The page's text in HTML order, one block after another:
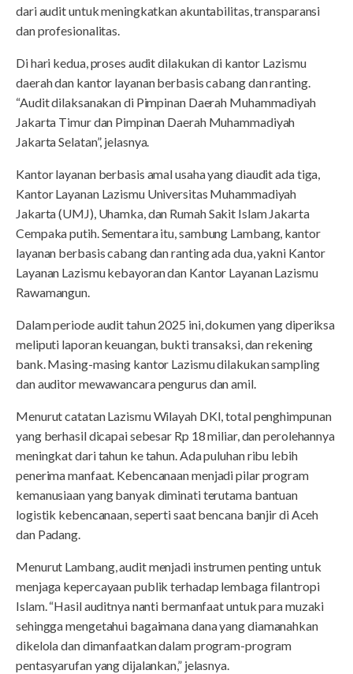
dari audit untuk meningkatkan akuntabilitas, transparansi
dan profesionalitas.
Di hari kedua, proses audit dilakukan di kantor Lazismu
daerah dan kantor layanan berbasis cabang dan ranting.
“Audit dilaksanakan di Pimpinan Daerah Muhammadiyah
Jakarta Timur dan Pimpinan Daerah Muhammadiyah
Jakarta Selatan”, jelasnya.
Kantor layanan berbasis amal usaha yang diaudit ada tiga,
Kantor Layanan Lazismu Universitas Muhammadiyah
Jakarta (UMJ), Uhamka, dan Rumah Sakit Islam Jakarta
Cempaka putih. Sementara itu, sambung Lambang, kantor
layanan berbasis cabang dan ranting ada dua, yakni Kantor
Layanan Lazismu kebayoran dan Kantor Layanan Lazismu
Rawamangun.
Dalam periode audit tahun 2025 ini, dokumen yang diperiksa
meliputi laporan keuangan, bukti transaksi, dan rekening
bank. Masing-masing kantor Lazismu dilakukan sampling
dan auditor mewawancara pengurus dan amil.
Menurut catatan Lazismu Wilayah DKI, total penghimpunan
yang berhasil dicapai sebesar Rp 18 miliar, dan perolehannya
meningkat dari tahun ke tahun. Ada puluhan ribu lebih
penerima manfaat. Kebencanaan menjadi pilar program
kemanusiaan yang banyak diminati terutama bantuan
logistik kebencanaan, seperti saat bencana banjir di Aceh
dan Padang.
Menurut Lambang, audit menjadi instrumen penting untuk
menjaga kepercayaan publik terhadap lembaga filantropi
Islam. “Hasil auditnya nanti bermanfaat untuk para muzaki
sehingga mengetahui bagaimana dana yang diamanahkan
dikelola dan dimanfaatkan dalam program-program
pentasyarufan yang dijalankan,” jelasnya.